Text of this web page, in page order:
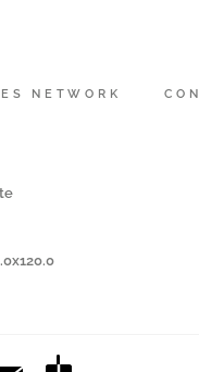
NETWORK